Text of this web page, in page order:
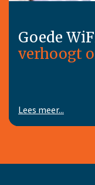
Goede
verhoogt
Lees meer...